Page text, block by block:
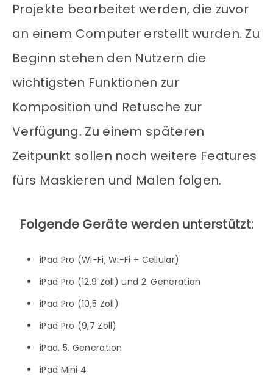
Projekte bearbeitet werden, die zuvor
an einem Computer erstellt wurden. Zu
Beginn stehen den Nutzern die
wichtigsten Funktionen zur
Komposition und Retusche zur
Verfügung. Zu einem späteren
Zeitpunkt sollen noch weitere Features
fürs Maskieren und Malen folgen.
Folgende Geräte werden unterstützt:
iPad Pro (Wi-Fi, Wi-Fi + Cellular)
iPad Pro (12,9 Zoll) und 2. Generation
iPad Pro (10,5 Zoll)
iPad Pro (9,7 Zoll)
iPad, 5. Generation
iPad Mini 4